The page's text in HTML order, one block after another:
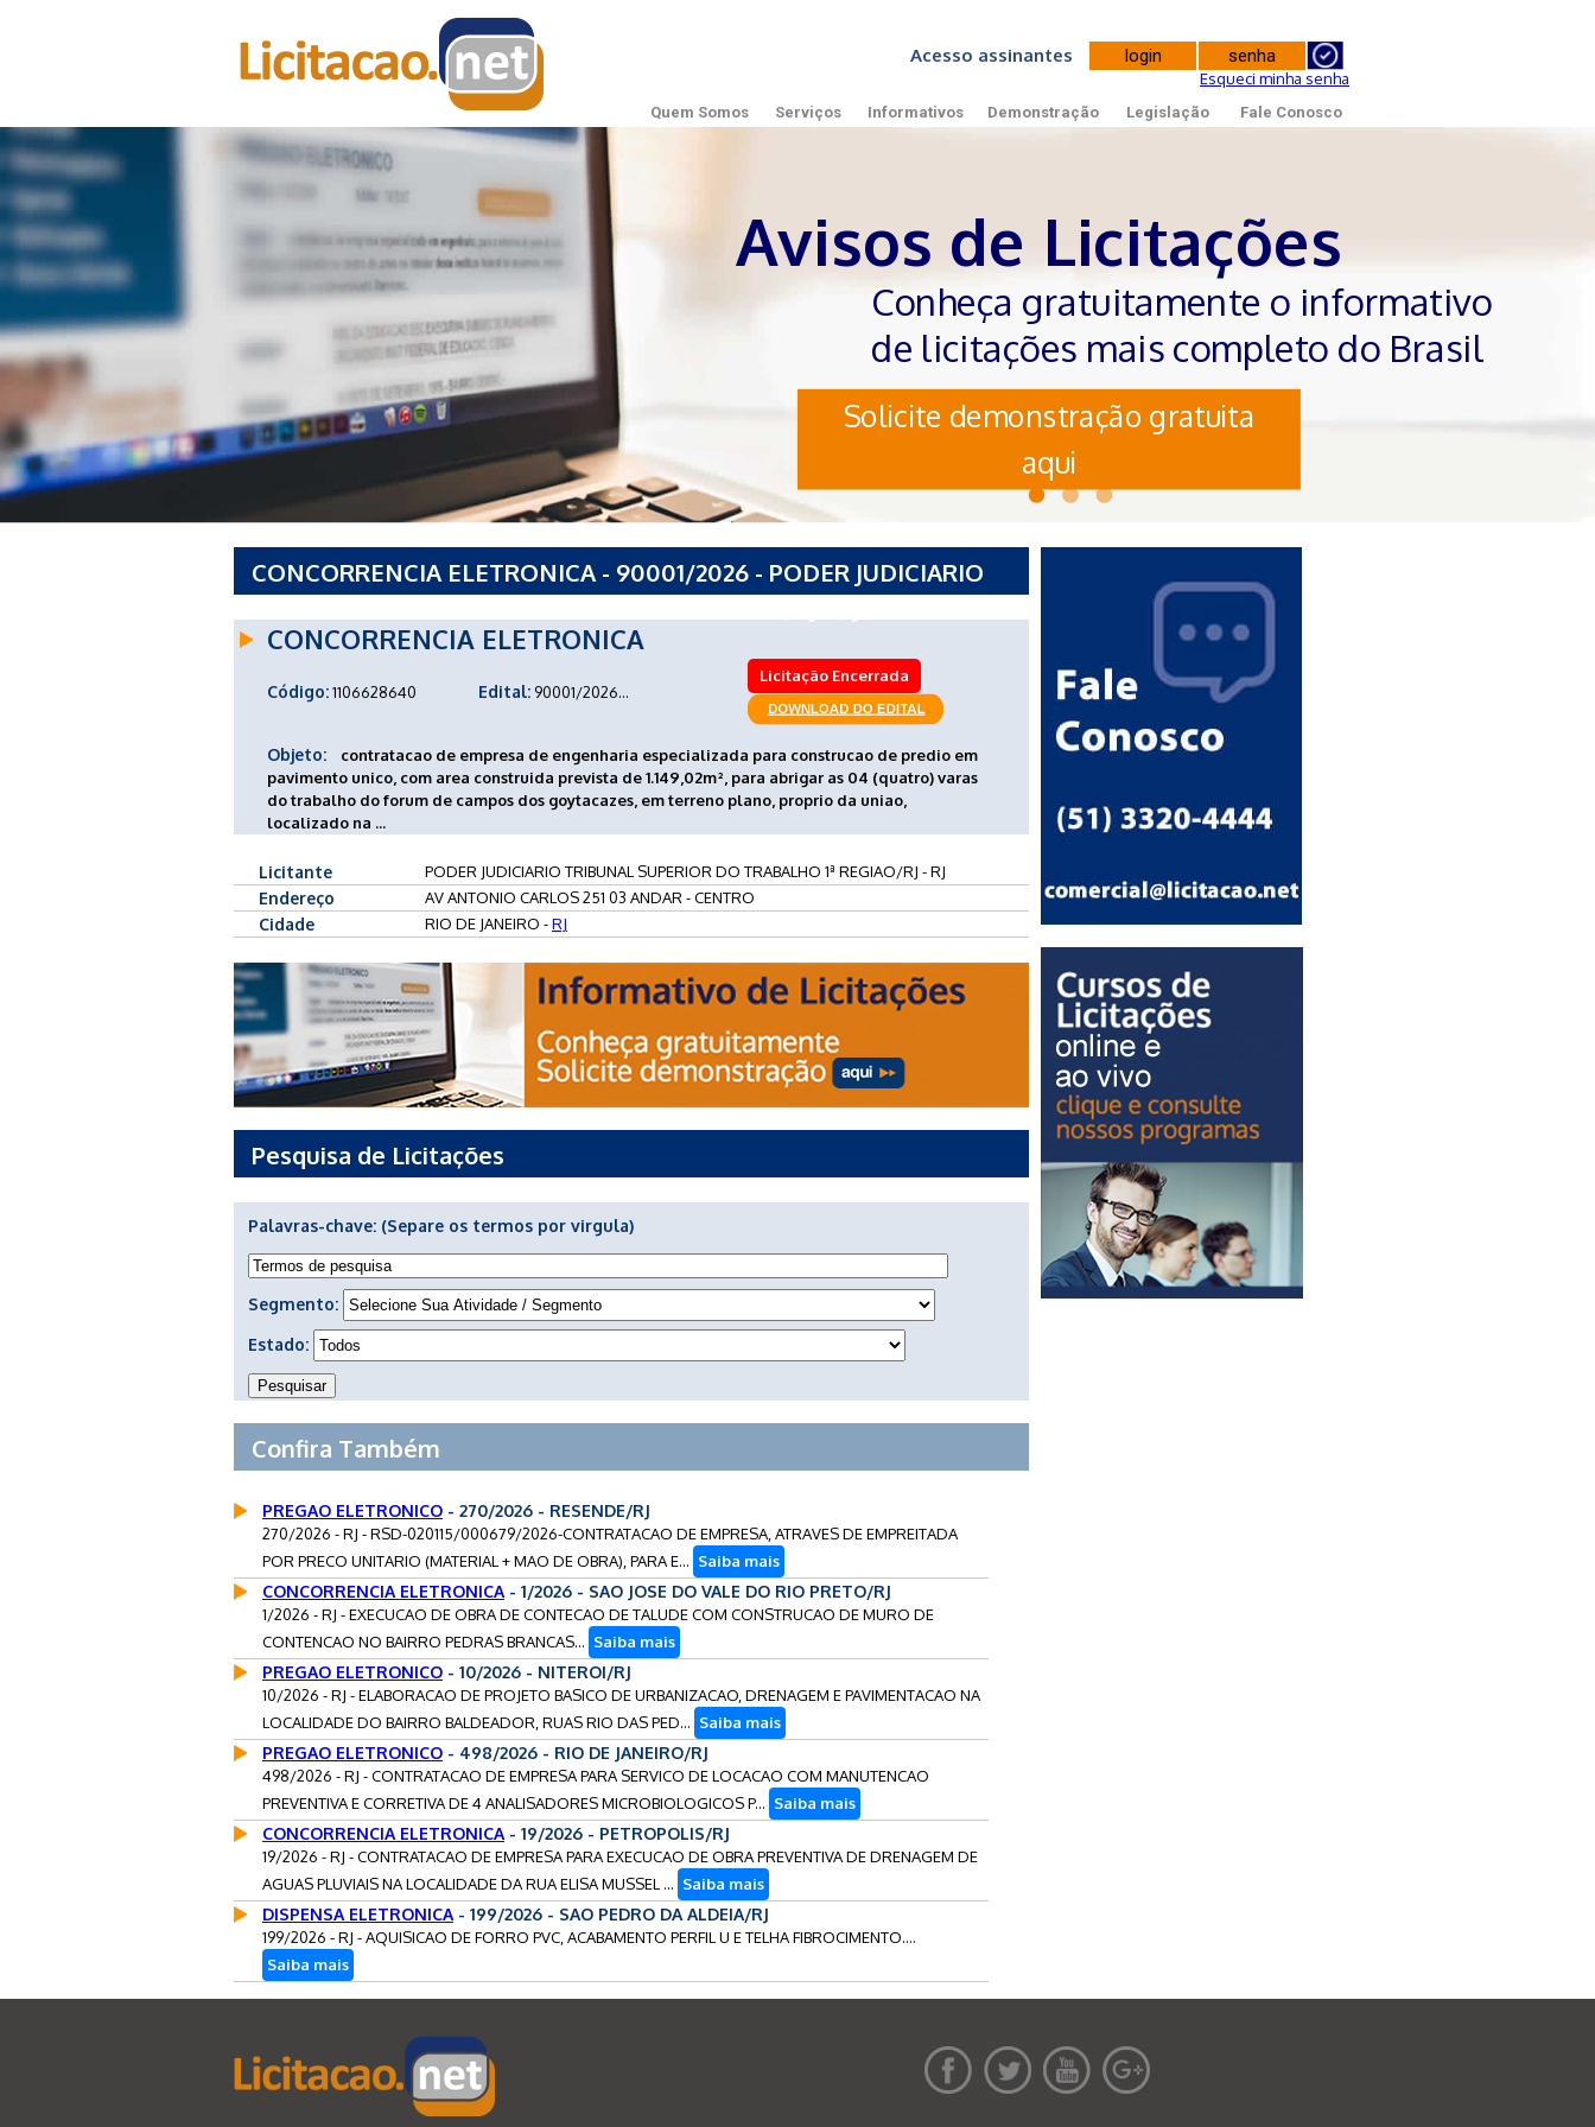
Acesso assinantes
Esqueci minha senha
Quem Somos Serviços Informativos Demonstração Legislação Fale Conosco
Avisos de Licitações
Conheça gratuitamente o informativo
de licitações mais completo do Brasil
Solicite demonstração gratuita
aqui
CONCORRENCIA ELETRONICA - 90001/2026 - PODER JUDICIARIO
CONCORRENCIA ELETRONICA
Código:1106628640 Edital: 90001/2026...
Licitação Encerrada
Objeto:
contratacao de empresa de engenharia especializada para construcao de predio em
pavimento unico, com area construida prevista de 1.149,02m², para abrigar as 04 (quatro) varas
do trabalho do forum de campos dos goytacazes, em terreno plano, proprio da uniao,
localizado na ...
Licitante PODER JUDICIARIO TRIBUNAL SUPERIOR DO TRABALHO 1ª REGIAO/RJ - RJ
Endereço AV ANTONIO CARLOS 251 03 ANDAR - CENTRO
Cidade RIO DE JANEIRO -RJ
Pesquisa de Licitações
Palavras-chave: (Separe os termos por virgula)
Segmento:
Estado:
Confira Também
PREGAO ELETRONICO - 270/2026 - RESENDE/RJ
270/2026 - RJ - RSD-020115/000679/2026-CONTRATACAO DE EMPRESA, ATRAVES DE EMPREITADA
POR PRECO UNITARIO (MATERIAL + MAO DE OBRA), PARA E... Saiba mais
CONCORRENCIA ELETRONICA - 1/2026 - SAO JOSE DO VALE DO RIO PRETO/RJ
1/2026 - RJ - EXECUCAO DE OBRA DE CONTECAO DE TALUDE COM CONSTRUCAO DE MURO DE
CONTENCAO NO BAIRRO PEDRAS BRANCAS... Saiba mais
PREGAO ELETRONICO - 10/2026 - NITEROI/RJ
10/2026 - RJ - ELABORACAO DE PROJETO BASICO DE URBANIZACAO, DRENAGEM E PAVIMENTACAO NA
LOCALIDADE DO BAIRRO BALDEADOR, RUAS RIO DAS PED... Saiba mais
PREGAO ELETRONICO - 498/2026 - RIO DE JANEIRO/RJ
498/2026 - RJ - CONTRATACAO DE EMPRESA PARA SERVICO DE LOCACAO COM MANUTENCAO
PREVENTIVA E CORRETIVA DE 4 ANALISADORES MICROBIOLOGICOS P... Saiba mais
CONCORRENCIA ELETRONICA - 19/2026 - PETROPOLIS/RJ
19/2026 - RJ - CONTRATACAO DE EMPRESA PARA EXECUCAO DE OBRA PREVENTIVA DE DRENAGEM DE
AGUAS PLUVIAIS NA LOCALIDADE DA RUA ELISA MUSSEL ... Saiba mais
DISPENSA ELETRONICA - 199/2026 - SAO PEDRO DA ALDEIA/RJ
199/2026 - RJ - AQUISICAO DE FORRO PVC, ACABAMENTO PERFIL U E TELHA FIBROCIMENTO....
Saiba mais